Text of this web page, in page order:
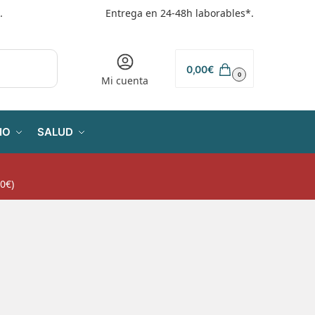
Entrega en 24-48h laborables*.
Mi cuenta
0,00€ 0
SALUD